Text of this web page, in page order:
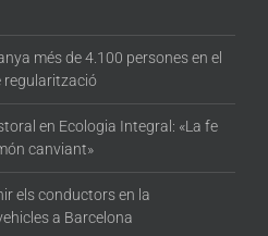
més de 4.100 persones en el
regularització
en Ecologia Integral: «La fe
canviant»
els conductors en la
a Barcelona